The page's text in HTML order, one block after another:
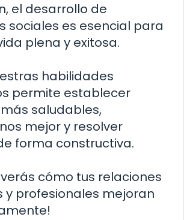
el desarrollo de
sociales es esencial para
plena y exitosa.
habilidades
permite establecer
saludables,
mejor y resolver
forma constructiva.
verás cómo tus relaciones
y profesionales mejoran